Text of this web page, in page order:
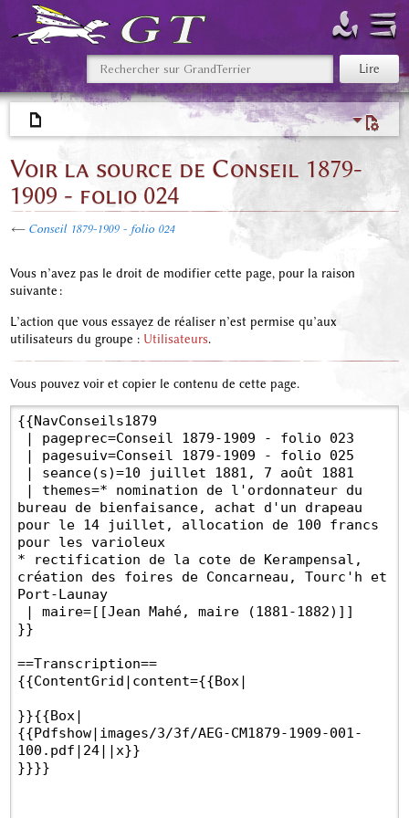
Voir la source de Conseil 1879-
1909 - folio 024
← Conseil 1879-1909 - folio 024
Vous n’avez pas le droit de modifier cette page, pour la raison
suivante :
L’action que vous essayez de réaliser n’est permise qu’aux
utilisateurs du groupe : Utilisateurs.
Vous pouvez voir et copier le contenu de cette page.